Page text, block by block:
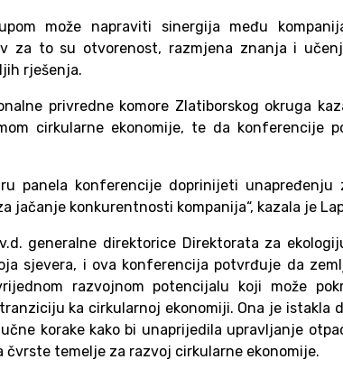
može napraviti sinergija među
za to su otvorenost, razmjena znanja i
rješenja.
privredne komore Zlatiborskog okruga
cirkularne ekonomije, te da konferencije
panela konferencije doprinijeti unapređenju
jačanje konkurentnosti kompanija“, kazala je
generalne direktorice Direktorata za
sjevera, i ova konferencija potvrđuje da
razvojnom potencijalu koji može
ka cirkularnoj ekonomiji. Ona je istakla
korake kako bi unaprijedila upravljanje
čvrste temelje za razvoj cirkularne ekonomije.